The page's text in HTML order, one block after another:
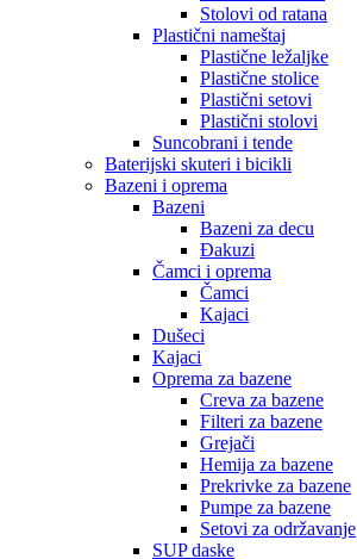
Stolovi od ratana
Plastični nameštaj
Plastične ležaljke
Plastične stolice
Plastični setovi
Plastični stolovi
Suncobrani i tende
Baterijski skuteri i bicikli
Bazeni i oprema
Bazeni
Bazeni za decu
Đakuzi
Čamci i oprema
Čamci
Kajaci
Dušeci
Kajaci
Oprema za bazene
Creva za bazene
Filteri za bazene
Grejači
Hemija za bazene
Prekrivke za bazene
Pumpe za bazene
Setovi za održavanje
SUP daske